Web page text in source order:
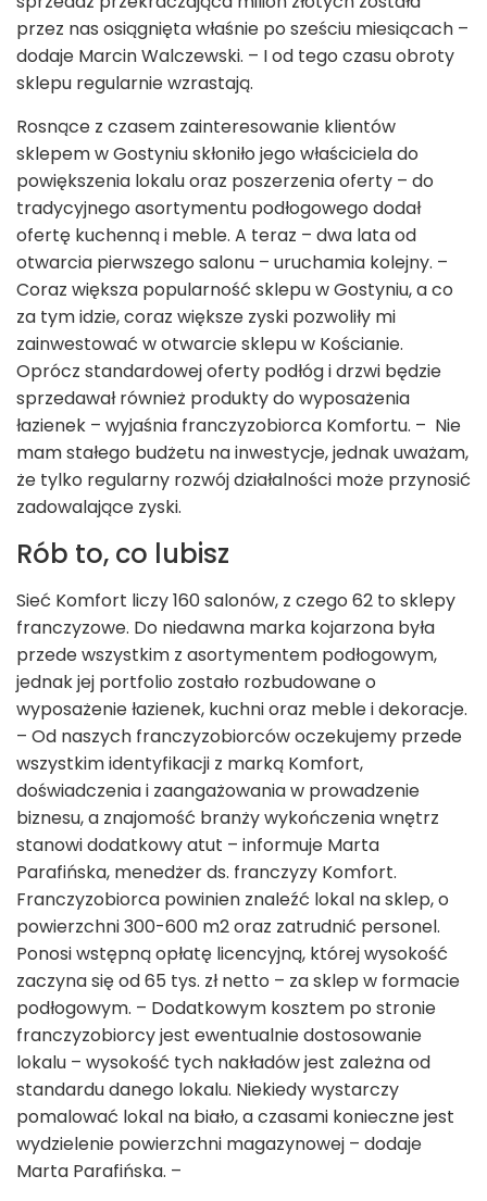
przez nas osiągnięta właśnie po sześciu miesiącach –
dodaje Marcin Walczewski. – I od tego czasu obroty
sklepu regularnie wzrastają.
Rosnące z czasem zainteresowanie klientów
sklepem w Gostyniu skłoniło jego właściciela do
powiększenia lokalu oraz poszerzenia oferty – do
tradycyjnego asortymentu podłogowego dodał
ofertę kuchenną i meble. A teraz – dwa lata od
otwarcia pierwszego salonu – uruchamia kolejny. –
Coraz większa popularność sklepu w Gostyniu, a co
za tym idzie, coraz większe zyski pozwoliły mi
zainwestować w otwarcie sklepu w Kościanie.
Oprócz standardowej oferty podłóg i drzwi będzie
sprzedawał również produkty do wyposażenia
łazienek – wyjaśnia franczyzobiorca Komfortu. – Nie
mam stałego budżetu na inwestycje, jednak uważam,
że tylko regularny rozwój działalności może przynosić
zadowalające zyski.
Rób to, co lubisz
Sieć Komfort liczy 160 salonów, z czego 62 to sklepy
franczyzowe. Do niedawna marka kojarzona była
przede wszystkim z asortymentem podłogowym,
jednak jej portfolio zostało rozbudowane o
wyposażenie łazienek, kuchni oraz meble i dekoracje.
– Od naszych franczyzobiorców oczekujemy przede
wszystkim identyfikacji z marką Komfort,
doświadczenia i zaangażowania w prowadzenie
biznesu, a znajomość branży wykończenia wnętrz
stanowi dodatkowy atut – informuje Marta
Parafińska, menedżer ds. franczyzy Komfort.
Franczyzobiorca powinien znaleźć lokal na sklep, o
powierzchni 300-600 m2 oraz zatrudnić personel.
Ponosi wstępną opłatę licencyjną, której wysokość
zaczyna się od 65 tys. zł netto – za sklep w formacie
podłogowym. – Dodatkowym kosztem po stronie
franczyzobiorcy jest ewentualnie dostosowanie
lokalu – wysokość tych nakładów jest zależna od
standardu danego lokalu. Niekiedy wystarczy
pomalować lokal na biało, a czasami konieczne jest
wydzielenie powierzchni magazynowej – dodaje
Marta Parafińska. –